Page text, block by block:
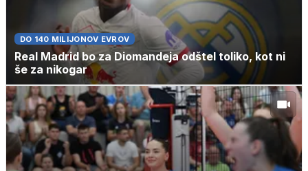
DO 140 MILIJONOV EVROV
Real Madrid bo za Diomandeja odštel toliko, kot ni
še za nikogar